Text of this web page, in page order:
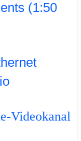
(1:50
Videokanal